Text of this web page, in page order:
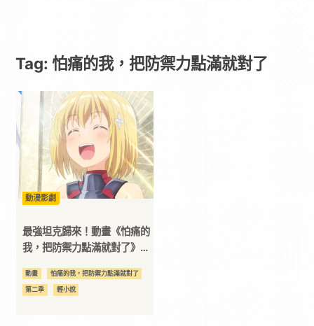
點
滿
就
對
了
Tag: 怕痛的我，把防禦力點滿就對了
動漫影劇
最強坦克歸來！動畫《怕痛的
我，把防禦力點滿就對了》第
動畫 怕痛的我，把防禦力點滿就對了
第二季 輕小說